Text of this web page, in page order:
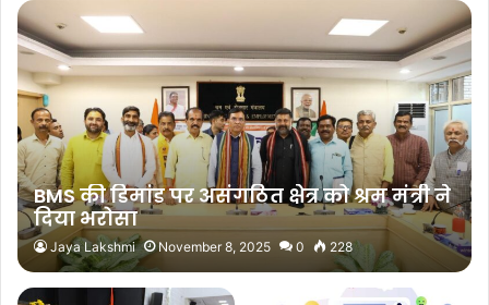
BMS की डिमांड पर असंगठित क्षेत्र को श्रम मंत्री ने
दिया भरोसा
Jaya Lakshmi November 8, 2025 0 228